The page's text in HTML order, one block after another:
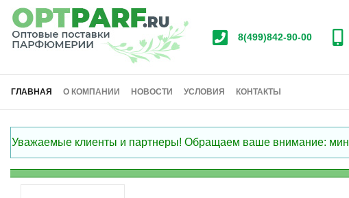
8(499)842-90-00
ГЛАВНАЯ О КОМПАНИИ НОВОСТИ УСЛОВИЯ КОНТАКТЫ
Уважаемые клиенты и партнеры! Обращаем ваше внимание: